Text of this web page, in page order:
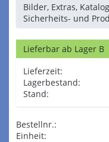
Bilder, Extras,
Sicherheits- und
Lieferbar ab Lager B
Lieferzeit:
Lagerbestand:
Stand:
Bestellnr.:
Einheit: